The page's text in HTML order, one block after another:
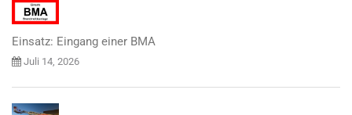
Einsatz: Eingang einer BMA
Juli 14, 2026